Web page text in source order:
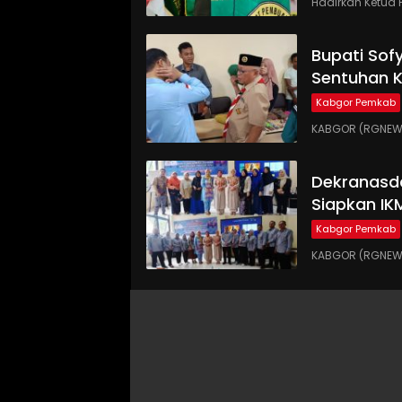
Bupati
Sentuhan
Kabgor Pemkab
KABGOR
Siapkan
Kabgor Pemkab
KABGOR